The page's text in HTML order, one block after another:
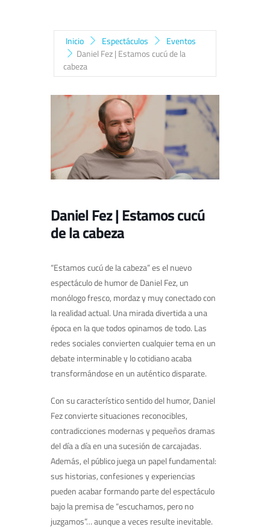
Inicio Espectáculos
Eventos
Daniel Fez | Estamos cucú de la
cabeza
Daniel Fez | Estamos cucú
de la cabeza
“Estamos cucú de la cabeza” es el nuevo
espectáculo de humor de Daniel Fez, un
monólogo fresco, mordaz y muy conectado con
la realidad actual. Una mirada divertida a una
época en la que todos opinamos de todo. Las
redes sociales convierten cualquier tema en un
debate interminable y lo cotidiano acaba
transformándose en un auténtico disparate.
Con su característico sentido del humor, Daniel
Fez convierte situaciones reconocibles,
contradicciones modernas y pequeños dramas
del día a día en una sucesión de carcajadas.
Además, el público juega un papel fundamental:
sus historias, confesiones y experiencias
pueden acabar formando parte del espectáculo
bajo la premisa de “escuchamos, pero no
juzgamos”… aunque a veces resulte inevitable.